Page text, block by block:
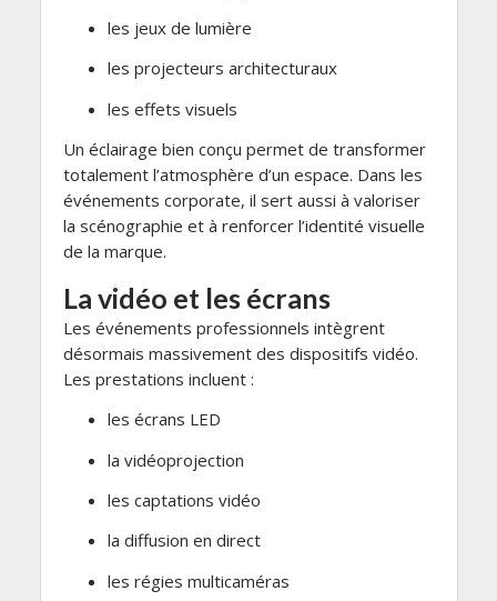
les jeux de lumière
les projecteurs architecturaux
les effets visuels
Un éclairage bien conçu permet de transformer
totalement l’atmosphère d’un espace. Dans les
événements corporate, il sert aussi à valoriser
la scénographie et à renforcer l’identité visuelle
de la marque.
La vidéo et les écrans
Les événements professionnels intègrent
désormais massivement des dispositifs vidéo.
Les prestations incluent :
les écrans LED
la vidéoprojection
les captations vidéo
la diffusion en direct
les régies multicaméras